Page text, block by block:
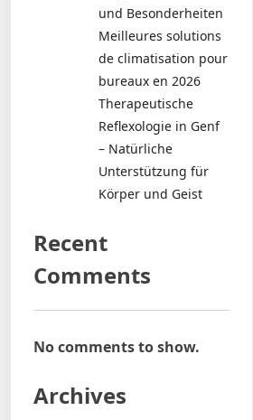
und Besonderheiten
Meilleures solutions
de climatisation pour
bureaux en 2026
Therapeutische
Reflexologie in Genf
– Natürliche
Unterstützung für
Körper und Geist
Recent
Comments
No comments to show.
Archives